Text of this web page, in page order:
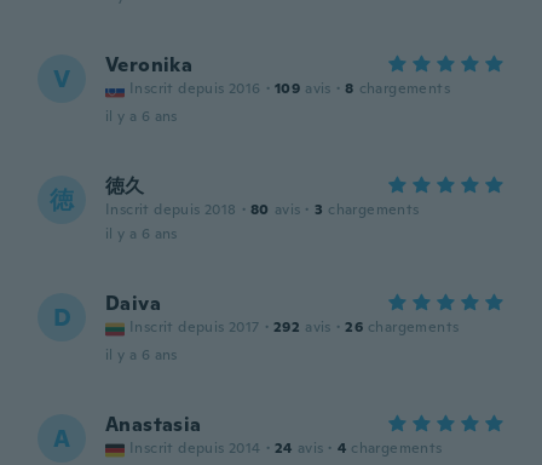
V Veronika
Inscrit depuis 2016 · 109 avis · 8 chargements
il y a 6 ans
徳 徳久
Inscrit depuis 2018 · 80 avis · 3 chargements
il y a 6 ans
D Daiva
Inscrit depuis 2017 · 292 avis · 26 chargements
il y a 6 ans
A Anastasia
Inscrit depuis 2014 · 24 avis · 4 chargements